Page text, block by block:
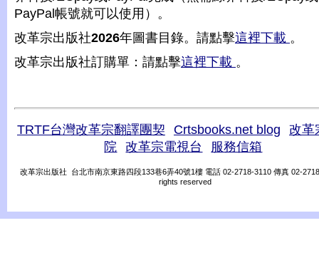
PayPal帳號就可以使用）。
改革宗出版社2026年圖書目錄。請點擊這裡下載 。
改革宗出版社訂購單：請點擊這裡下載 。
TRTF台灣改革宗翻譯團契 Crtsbooks.net blog
改革
院
改革宗電視台 服務信箱
改革宗出版社 台北市南京東路四段133巷6弄40號1樓 電話 02-2718-3110 傳真 02-
rights reserved